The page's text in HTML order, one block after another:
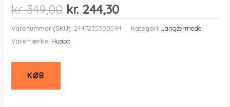
kr.349,00 Den
oprindelige
pris
var:
kr.244,30Den
aktuelle
pris
Varenummer (SKU): 2447235300594 Kategori: Langærmede
Varemærke: Huabo
KØB